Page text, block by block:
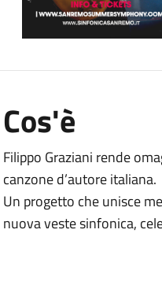
Cos'è
Filippo Graziani rende
canzone d’autore italiana.
Un progetto che unisce
nuova veste sinfonica,